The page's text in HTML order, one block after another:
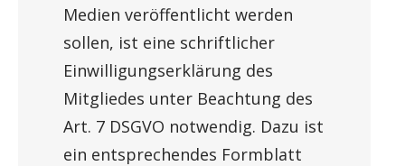
Medien veröffentlicht werden
sollen, ist eine schriftlicher
Einwilligungserklärung des
Mitgliedes unter Beachtung des
Art. 7 DSGVO notwendig. Dazu ist
ein entsprechendes Formblatt